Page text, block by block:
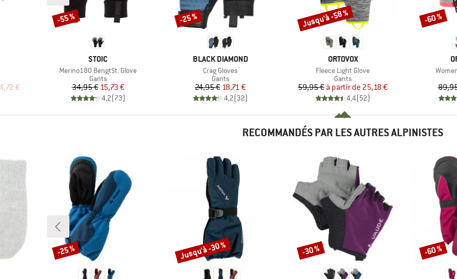
€
MARQUE
STOIC
Article
Merino180 BengtSt. Glove
Product group
Gants
Prix
34,95 €Prix réduit
15,73 €
4,2(73)
Remise
-55 %
MARQUE
BLACK DIAMOND
Article
Crag Gloves
Product group
Gants
Prix
24,95 €Prix réduit
18,71 €
4,2(32)
Remise
-25 %
MARQUE
ORTOVOX
Article
Fleece Light Glove
Product group
Gants
Prix
59,95 € Prix réduit
à partir de 25,18 €
4,4(52)
Remise
Jusqu'à -58 %
Article
Remise
-60 %
RECOMMANDÉS PAR LES AUTRES ALPINISTES
Remise
-25 % Remise
Jusqu'à -30 % Remise
-30 % Remise
-60 %